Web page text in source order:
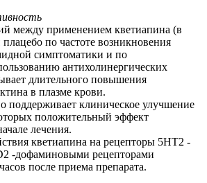
между применением кветиапина (в
плацебо по частоте возникновения
симптоматики и по
антихолинергических
длительного повышения
в плазме крови.
поддерживает клиническое улучшение
положительный эффект
лечения.
кветиапина на рецепторы 5НТ2 -
-дофаминовыми рецепторами
после приема препарата.